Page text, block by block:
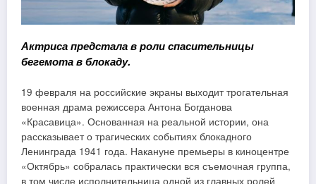
Актриса предстала в роли спасительницы
бегемота в блокаду.
19 февраля на российские экраны выходит трогательная
военная драма режиссера Антона Богданова
«Красавица». Основанная на реальной истории, она
рассказывает о трагических событиях блокадного
Ленинграда 1941 года. Накануне премьеры в киноцентре
«Октябрь» собралась практически вся съемочная группа,
в том числе исполнительница одной из главных ролей